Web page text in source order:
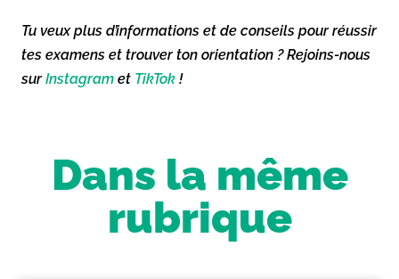
Tu veux plus d’informations et de conseils pour réussir
tes examens et trouver ton orientation ? Rejoins-nous
surInstagram et TikTok !
Dans la même
rubrique